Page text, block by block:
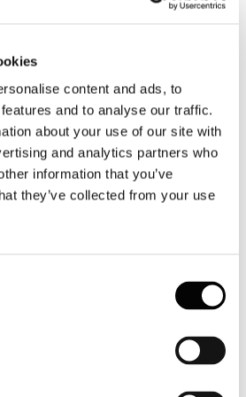
content and ads, to
and to analyse our traffic.
about your use of our site with
and analytics partners who
information that you’ve
they’ve collected from your use
delle Foreste
Europeo
europea è in costante crescita: dal 1950
una dimensione pari a 1500 campi da
56° edizione della Conferenza
all’iniziativa” afferma Massimo Medugno
tappa, a Lucca, la cui provincia
cartario europeo. Per una Europa più
di ragazzi provenienti da tutta l’Unione